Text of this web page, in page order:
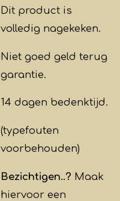
Dit product is
volledig nagekeken.
Niet goed geld terug
garantie.
14 dagen bedenktijd.
(typefouten
voorbehouden)
Bezichtigen..? Maak
hiervoor een